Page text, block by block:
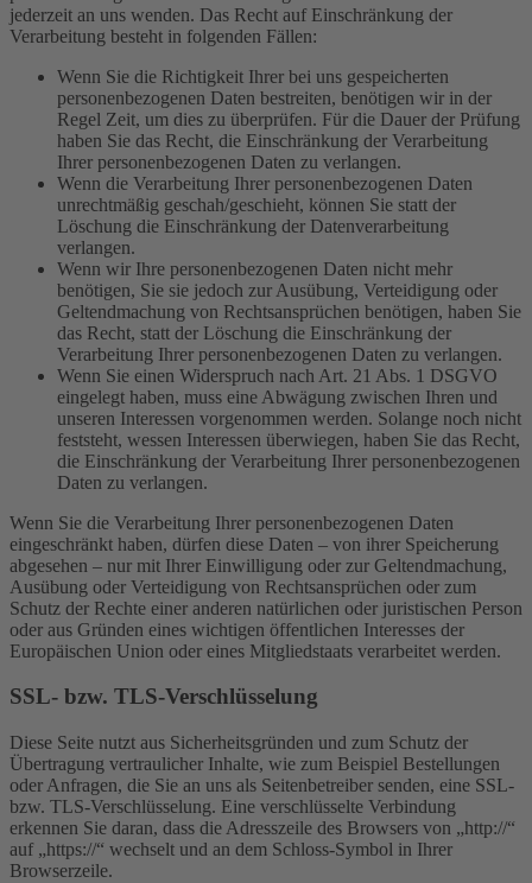
jederzeit an uns wenden. Das Recht auf Einschränkung der
Verarbeitung besteht in folgenden Fällen:
Wenn Sie die Richtigkeit Ihrer bei uns gespeicherten
personenbezogenen Daten bestreiten, benötigen wir in der
Regel Zeit, um dies zu überprüfen. Für die Dauer der Prüfung
haben Sie das Recht, die Einschränkung der Verarbeitung
Ihrer personenbezogenen Daten zu verlangen.
Wenn die Verarbeitung Ihrer personenbezogenen Daten
unrechtmäßig geschah/geschieht, können Sie statt der
Löschung die Einschränkung der Datenverarbeitung
verlangen.
Wenn wir Ihre personenbezogenen Daten nicht mehr
benötigen, Sie sie jedoch zur Ausübung, Verteidigung oder
Geltendmachung von Rechtsansprüchen benötigen, haben Sie
das Recht, statt der Löschung die Einschränkung der
Verarbeitung Ihrer personenbezogenen Daten zu verlangen.
Wenn Sie einen Widerspruch nach Art. 21 Abs. 1 DSGVO
eingelegt haben, muss eine Abwägung zwischen Ihren und
unseren Interessen vorgenommen werden. Solange noch nicht
feststeht, wessen Interessen überwiegen, haben Sie das Recht,
die Einschränkung der Verarbeitung Ihrer personenbezogenen
Daten zu verlangen.
Wenn Sie die Verarbeitung Ihrer personenbezogenen Daten
eingeschränkt haben, dürfen diese Daten – von ihrer Speicherung
abgesehen – nur mit Ihrer Einwilligung oder zur Geltendmachung,
Ausübung oder Verteidigung von Rechtsansprüchen oder zum
Schutz der Rechte einer anderen natürlichen oder juristischen Person
oder aus Gründen eines wichtigen öffentlichen Interesses der
Europäischen Union oder eines Mitgliedstaats verarbeitet werden.
SSL- bzw. TLS-Verschlüsselung
Diese Seite nutzt aus Sicherheitsgründen und zum Schutz der
Übertragung vertraulicher Inhalte, wie zum Beispiel Bestellungen
oder Anfragen, die Sie an uns als Seitenbetreiber senden, eine SSL-
bzw. TLS-Verschlüsselung. Eine verschlüsselte Verbindung
erkennen Sie daran, dass die Adresszeile des Browsers von „http://“
auf „https://“ wechselt und an dem Schloss-Symbol in Ihrer
Browserzeile.